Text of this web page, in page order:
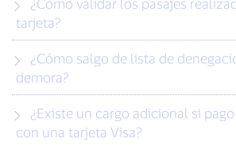
tarjeta?
demora?
con una tarjeta Visa?